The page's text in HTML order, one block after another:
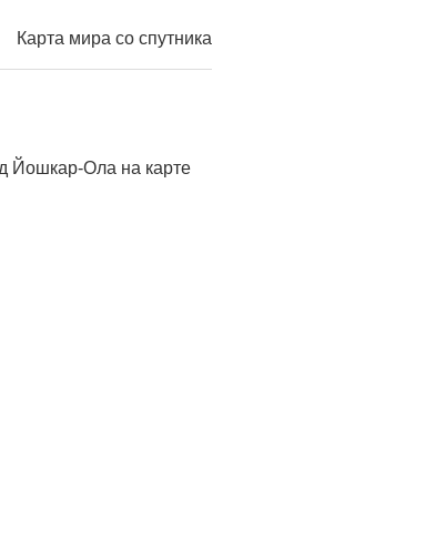
Карта мира со спутника
Йошкар-Ола на карте